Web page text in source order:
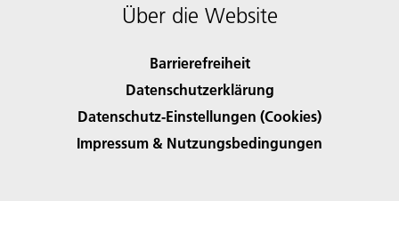
Über die Website
Barrierefreiheit
Datenschutzerklärung
Datenschutz-Einstellungen (Cookies)
Impressum & Nutzungsbedingungen